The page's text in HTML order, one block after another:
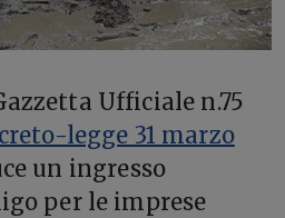
Ufficiale n.75
legge 31 marzo
un ingresso
per le imprese